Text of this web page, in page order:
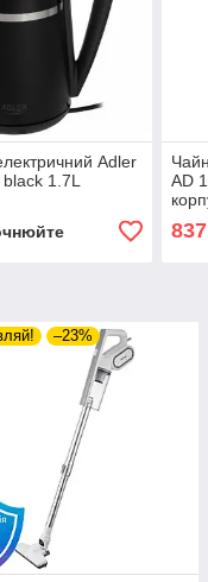
Adler
1.7L
AD
–23%